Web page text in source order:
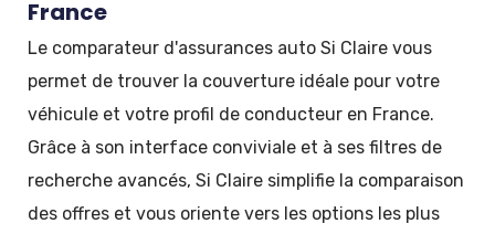
France
Le comparateur d'assurances auto Si Claire vous
permet de trouver la couverture idéale pour votre
véhicule et votre profil de conducteur en France.
Grâce à son interface conviviale et à ses filtres de
recherche avancés, Si Claire simplifie la comparaison
des offres et vous oriente vers les options les plus